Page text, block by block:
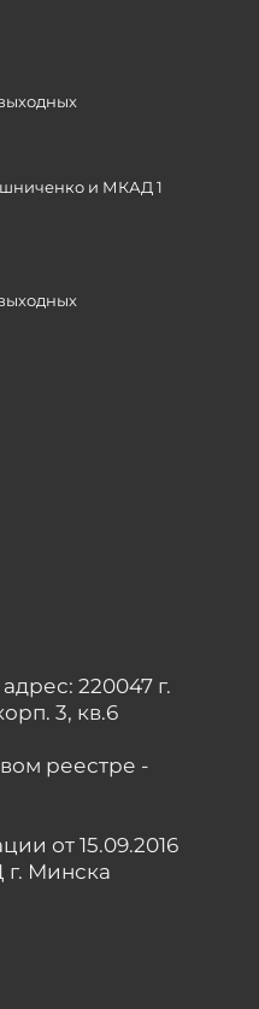
и МКАД 1
220047 г.
3, кв.6
реестре -
от 15.09.2016
г. Минска